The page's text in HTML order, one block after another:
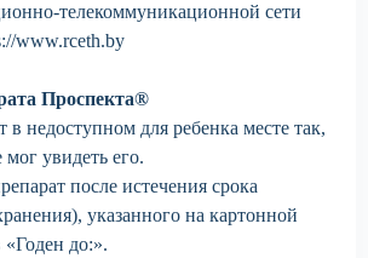
телекоммуникационной сети
www.rceth.by
Проспекта®
в недоступном для ребенка месте так,
увидеть его.
после истечения срока
указанного на картонной
«Годен до:».